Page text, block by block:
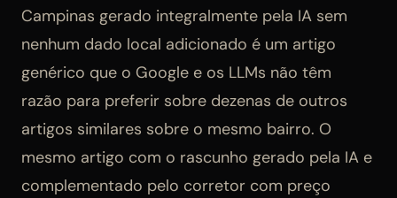
Campinas gerado integralmente pela IA sem
nenhum dado local adicionado é um artigo
genérico que o Google e os LLMs não têm
razão para preferir sobre dezenas de outros
artigos similares sobre o mesmo bairro. O
mesmo artigo com o rascunho gerado pela IA e
complementado pelo corretor com preço